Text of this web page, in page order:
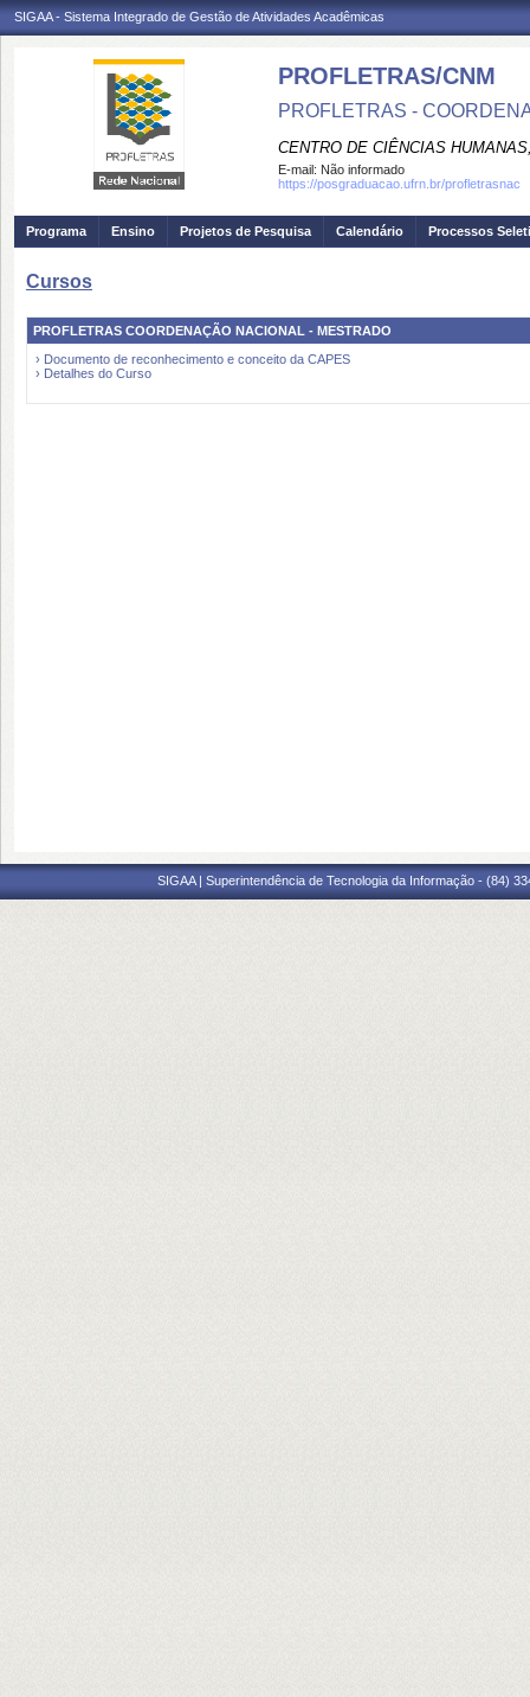
SIGAA - Sistema Integrado de Gestão de Atividades Acadêmicas
PROFLETRAS/CNM
PROFLETRAS -
CENTRO DE CIÊNCIAS
E-mail: Não informado
https://posgraduacao.ufrn.br/profletrasnac
Programa Ensino Projetos de Pesquisa Calendário Processos
Cursos
PROFLETRAS COORDENAÇÃO NACIONAL - MESTRADO
› Documento de reconhecimento e conceito da CAPES
› Detalhes do Curso
SIGAA | Superintendência de Tecnologia da Informação - (84)